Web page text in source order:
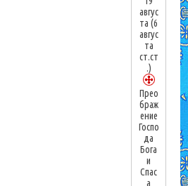
авгус
та(6
авгус
та
ст.ст
.)
Прео
браж
ение
Госпо
да
Бога
и
Спас
а